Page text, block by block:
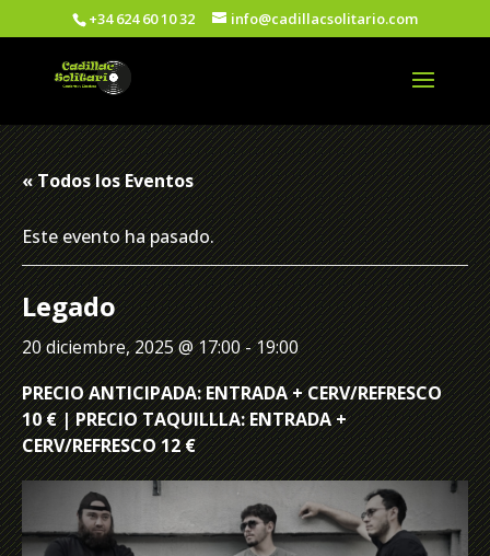
+34 624 60 10 32 info@cadillacsolitario.com
« Todos los Eventos
Este evento ha pasado.
Legado
20 diciembre, 2025 @ 17:00-19:00
PRECIO ANTICIPADA: ENTRADA + CERV/REFRESCO
10 € | PRECIO TAQUILLLA: ENTRADA +
CERV/REFRESCO 12 €